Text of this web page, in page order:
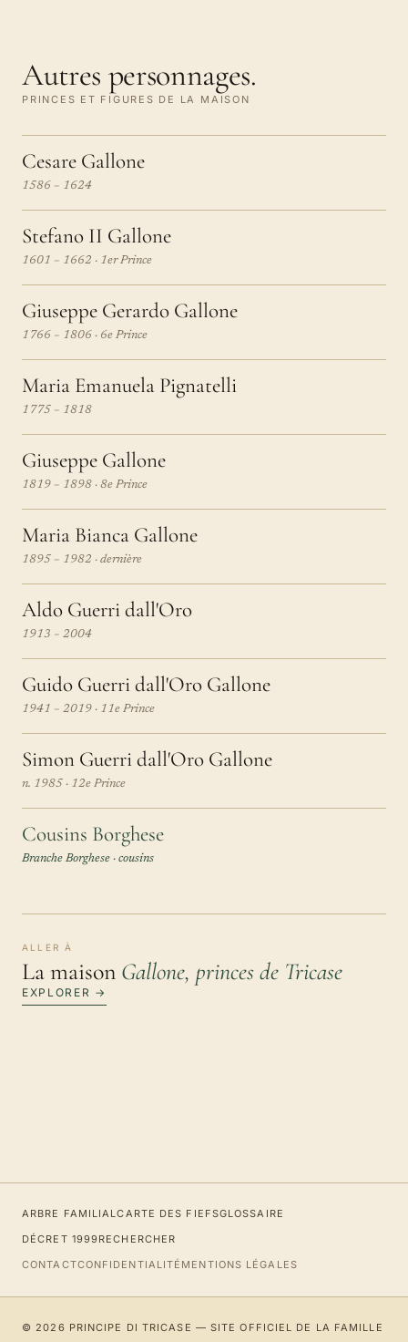
Autres personnages.
PRINCES ET FIGURES DE LA MAISON
Cesare Gallone
1586 – 1624
Stefano II Gallone
1601 – 1662 · 1er Prince
Giuseppe Gerardo Gallone
1766 – 1806 · 6e Prince
Maria Emanuela Pignatelli
1775 – 1818
Giuseppe Gallone
1819 – 1898 · 8e Prince
Maria Bianca Gallone
1895 – 1982 · dernière
Aldo Guerri dall'Oro
1913 – 2004
Guido Guerri dall'Oro Gallone
1941 – 2019 · 11e Prince
Simon Guerri dall'Oro Gallone
n. 1985 · 12e Prince
Cousins Borghese
Branche Borghese · cousins
ALLER À
La maison Gallone, princes de Tricase
EXPLORER →
ARBRE FAMILIALCARTE DES FIEFSGLOSSAIRE
DÉCRET 1999RECHERCHER
CONTACTCONFIDENTIALITÉ MENTIONS LÉGALES
© 2026 PRINCIPE DI TRICASE — SITE OFFICIEL DE LA FAMILLE